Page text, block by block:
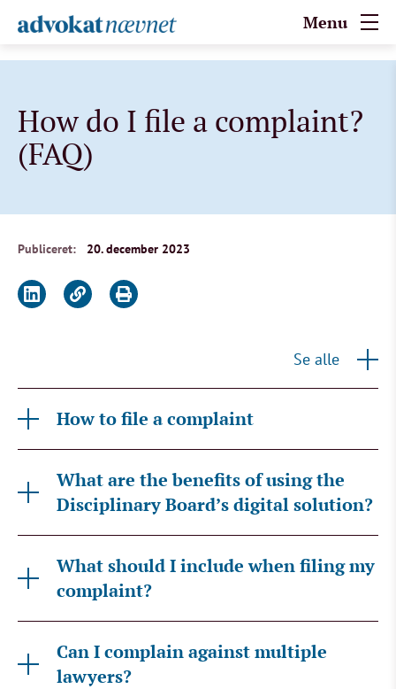
Menu
How do I file a complaint?
(FAQ)
Publiceret: 20. december 2023
Se alle
How to file a complaint
What are the benefits of using the
Disciplinary Board’s digital solution?
What should I include when filing my
complaint?
Can I complain against multiple
lawyers?